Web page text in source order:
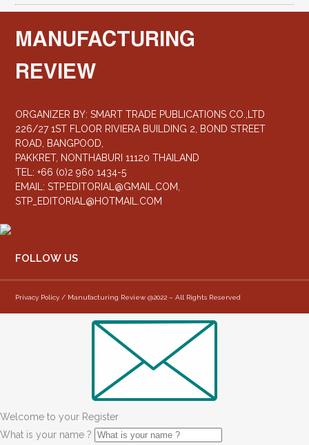
MANUFACTURING
REVIEW
ORGANIZER BY: SMART TRADE PUBLICATIONS CO.,LTD
226/27 1ST FLOOR RIVIERA BUILDING 2, BOND STREET
ROAD, BANGPOOD,
PAKKRET, NONTHABURI 11120 THAILAND
TEL: +66 (0)2 960 1434-5
EMAIL:STP.EDITORIAL@GMAIL.COM,
STP_EDITORIAL@HOTMAIL.COM
FOLLOW US
Privacy Policy / Manufacturing Review @2022 – All Rights Reserved
Welcome to your Register
What is your name ?